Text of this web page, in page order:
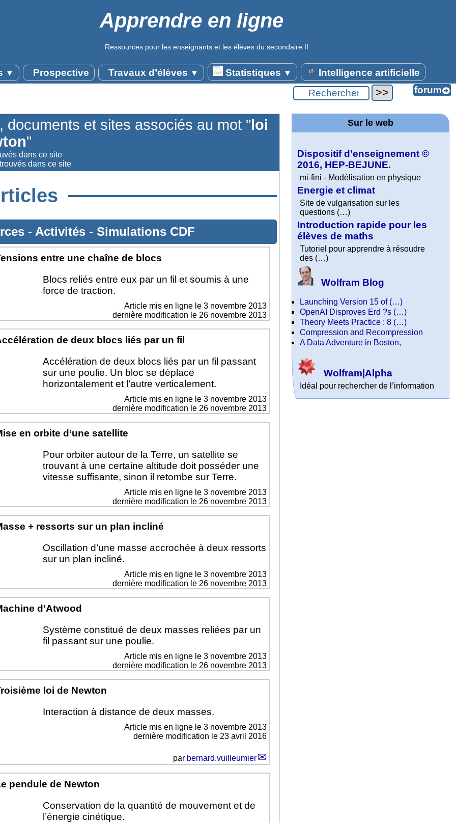
Apprendre en ligne
Ressources pour les enseignants et les élèves du secondaire II.
▼ Prospective Travaux d’élèves ▼ Statistiques ▼ Intelligence artificielle
documents et sites associés au mot "loi
"
dans ce site
dans ce site
- Activités - Simulations CDF
entre une chaîne de blocs
Blocs reliés entre eux par un fil et soumis à une
force de traction.
Article mis en ligne le3 novembre 2013
dernière modification le 26 novembre 2013
de deux blocs liés par un fil
Accélération de deux blocs liés par un fil passant
sur une poulie. Un bloc se déplace
horizontalement et l’autre verticalement.
Article mis en ligne le3 novembre 2013
dernière modification le 26 novembre 2013
en orbite d’une satellite
Pour orbiter autour de la Terre, un satellite se
trouvant à une certaine altitude doit posséder une
vitesse suffisante, sinon il retombe sur Terre.
Article mis en ligne le3 novembre 2013
dernière modification le 26 novembre 2013
+ ressorts sur un plan incliné
Oscillation d’une masse accrochée à deux ressorts
sur un plan incliné.
Article mis en ligne le3 novembre 2013
dernière modification le 26 novembre 2013
d’Atwood
Système constitué de deux masses reliées par un
fil passant sur une poulie.
Article mis en ligne le3 novembre 2013
dernière modification le 26 novembre 2013
loi de Newton
Interaction à distance de deux masses.
Article mis en ligne le3 novembre 2013
dernière modification le 23 avril 2016
par bernard.vuilleumier
pendule de Newton
Conservation de la quantité de mouvement et de
l’énergie cinétique.
Sur le web
Dispositif d’enseignement ©
2016, HEP-BEJUNE.
mi-fini - Modélisation en physique
Energie et climat
Site de vulgarisation sur les
questions (…)
Introduction rapide pour les
élèves de maths
Tutoriel pour apprendre à résoudre
des (…)
Wolfram Blog
Launching Version 15 of (…)
OpenAI Disproves Erd ?s (…)
Theory Meets Practice : 8 (…)
Compression and Recompression
A Data Adventure in Boston,
Wolfram|Alpha
Idéal pour rechercher de l’information